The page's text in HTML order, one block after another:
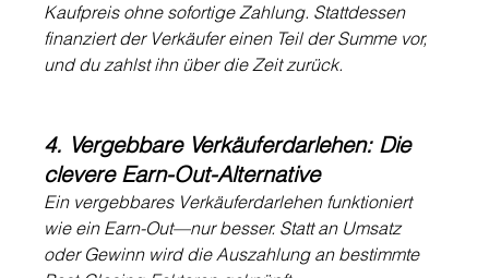
Kaufpreis ohne sofortige Zahlung. Stattdessen
finanziert der Verkäufer einen Teil der Summe vor,
und du zahlst ihn über die Zeit zurück.
4. Vergebbare Verkäuferdarlehen: Die
clevere Earn-Out-Alternative
Ein vergebbares Verkäuferdarlehen funktioniert
wie ein Earn-Out—nur besser. Statt an Umsatz
oder Gewinn wird die Auszahlung an bestimmte